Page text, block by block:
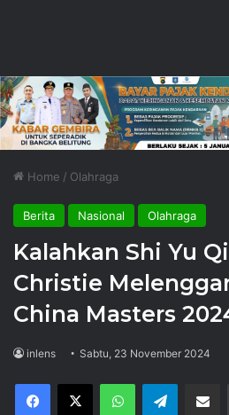
Home / Olahraga
Berita Nasional Olahraga
Kalahkan Shi Yu
Christie
China Masters
inlens Sabtu, 23 November 2024
Facebook
X WhatsAppTelegram